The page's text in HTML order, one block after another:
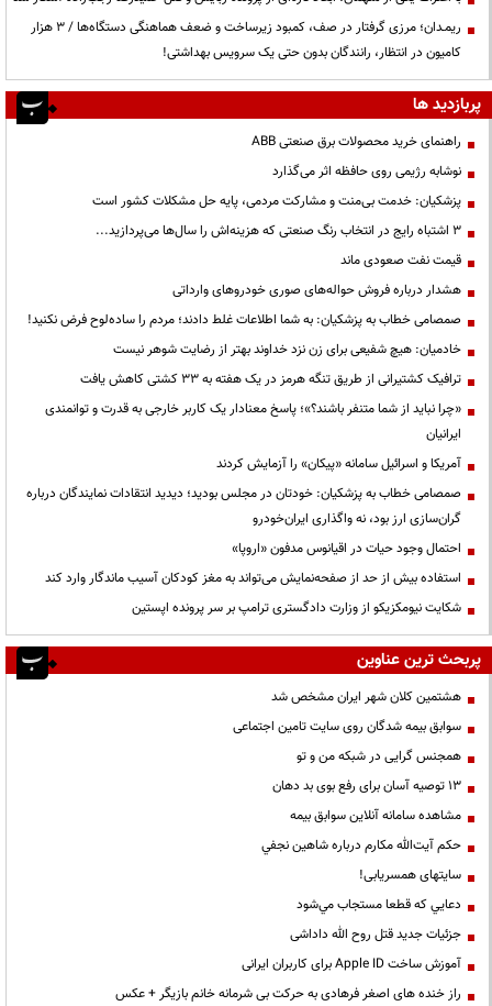
ریمـدان؛ مرزی گرفتار در صف، کمبود زیرساخت و ضعف هماهنگی دستگاه‌ها / ۳ هزار
کامیون در انتظار، رانندگان بدون حتی یک سرویس بهداشتی!
پربازدید ها
راهنمای خرید محصولات برق صنعتی ABB
نوشابه رژیمی روی حافظه اثر می‌گذارد
پزشکیان: خدمت بی‌منت و مشارکت مردمی، پایه حل مشکلات کشور است
3 اشتباه رایج در انتخاب رنگ صنعتی که هزینه‌اش را سال‌ها می‌پردازید...
قیمت نفت صعودی ماند
هشدار درباره فروش حواله‌های صوری خودروهای وارداتی
صمصامی خطاب به پزشکیان: به شما اطلاعات غلط دادند؛ مردم را ساده‌لوح فرض نکنید!
خادمیان: هیچ شفیعی برای زن نزد خداوند بهتر از رضایت شوهر نیست
ترافیک کشتیرانی از طریق تنگه هرمز در یک هفته به ۳۳ کشتی کاهش یافت
«چرا نباید از شما متنفر باشند؟»؛ پاسخ معنادار یک کاربر خارجی به قدرت و توانمندی
ایرانیان
آمریکا و اسرائیل سامانه «پیکان» را آزمایش کردند
صمصامی خطاب به پزشکیان: خودتان در مجلس بودید؛ دیدید انتقادات نمایندگان درباره
گران‌سازی ارز بود، نه واگذاری ایران‌خودرو
احتمال وجود حیات در اقیانوس مدفون «اروپا»
استفاده بیش از حد از صفحه‌نمایش می‌تواند به مغز کودکان آسیب ماندگار وارد کند
شکایت نیومکزیکو از وزارت دادگستری ترامپ بر سر پرونده اپستین
پربحث ترین عناوین
هشتمین کلان شهر ایران مشخص شد
سوابق بیمه شدگان روی سایت تامین اجتماعی
همجنس گرایی در شبکه من و تو
13 توصیه آسان برای رفع بوی بد دهان
مشاهده سامانه آنلاين سوابق بیمه
حكم آيت‌الله مكارم درباره شاهين نجفي
سایتهای همسریابی!
دعايي كه قطعا مستجاب مي‌شود
جزئیات جدید قتل روح الله داداشی
آموزش ساخت Apple ID برای کاربران ایرانی
راز خنده های اصغر فرهادی به حرکت بی شرمانه خانم بازیگر + عکس